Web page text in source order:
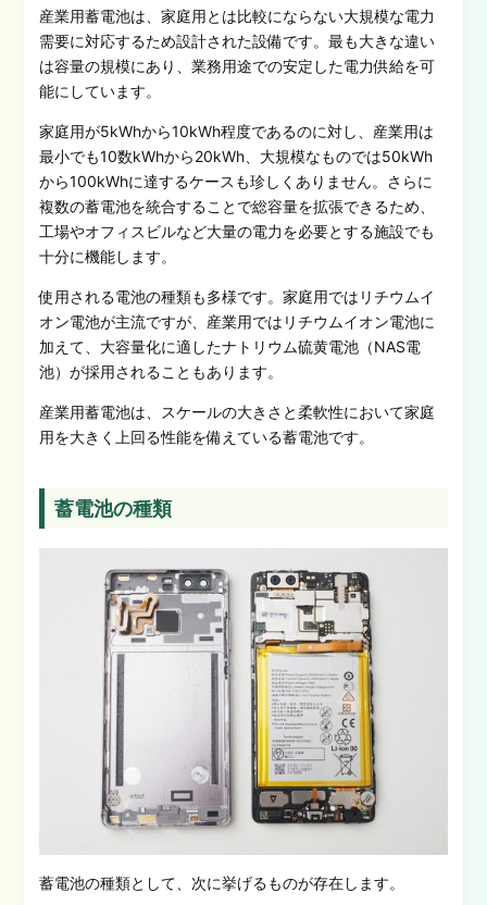
産業用蓄電池は、家庭用とは比較にならない大規模な電力
需要に対応するため設計された設備です。最も大きな違い
は容量の規模にあり、業務用途での安定した電力供給を可
能にしています。
家庭用が5kWhから10kWh程度であるのに対し、産業用は
最小でも10数kWhから20kWh、大規模なものでは50kWh
から100kWhに達するケースも珍しくありません。さらに
複数の蓄電池を統合することで総容量を拡張できるため、
工場やオフィスビルなど大量の電力を必要とする施設でも
十分に機能します。
使用される電池の種類も多様です。家庭用ではリチウムイ
オン電池が主流ですが、産業用ではリチウムイオン電池に
加えて、大容量化に適したナトリウム硫黄電池（NAS電
池）が採用されることもあります。
産業用蓄電池は、スケールの大きさと柔軟性において家庭
用を大きく上回る性能を備えている蓄電池です。
蓄電池の種類
蓄電池の種類として、次に挙げるものが存在します。